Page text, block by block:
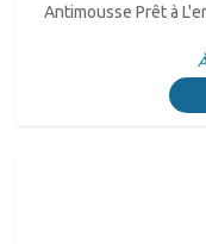
Antimousse Prêt à